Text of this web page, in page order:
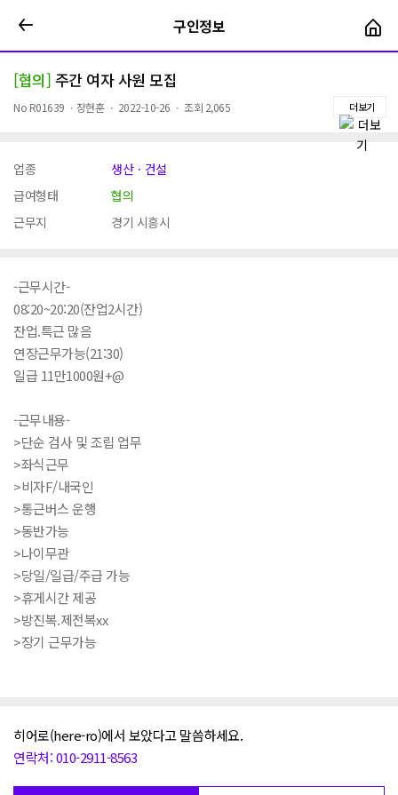
구인정보
[협의] 주간 여자 사원 모집
No R01639 ㆍ 장현훈ㆍ 2022-10-26 ㆍ 조회 2,065 더보기
업종
생산ㆍ건설
급여형태
협의
근무지
경기 시흥시
-근무시간-
08:20~20:20(잔업2시간)
잔업.특근 많음
연장근무가능(21:30)
일급 11만1000원+@
-근무내용-
>단순 검사 및 조립 업무
>좌식근무
>비자F/내국인
>통근버스 운행
>동반가능
>나이무관
>당일/일급/주급 가능
>휴게시간 제공
>방진복.제전복xx
>장기 근무가능
히어로(here-ro)에서 보았다고 말씀하세요.
연락처: 010-2911-8563
구인정보